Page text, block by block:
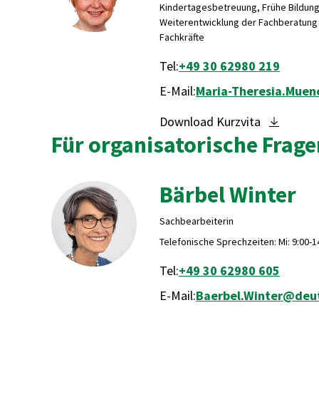
Kindertagesbetreuung, Frühe
Weiterentwicklung der
Fachkräfte
Tel:+49 30 62980 219
E-Mail:Maria-
Download Kurzvita
Für organisatorische
Bärbel Winter
Sachbearbeiterin
Telefonische Sprechzeiten: Mi: 9:00-
Tel:+49 30 62980 605
E-Mail: